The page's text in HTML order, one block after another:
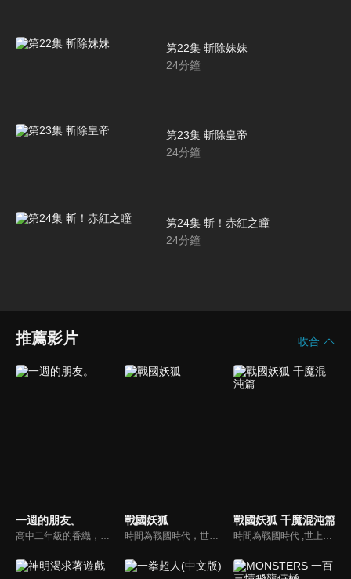
第22集 斬除妹妹
24分鐘
第23集 斬除皇帝
24分鐘
第24集 斬！赤紅之瞳
24分鐘
推薦影片 收合
一週的朋友。
高中二年級的香織，因不明原因，讓她對於周遭朋友的記憶「只有短短一週」。為了不讓人誤會或是傷心，漸漸地把自己孤立起來。此時，同班同學祐樹在偶然得知這個事實，仍願意每週重新和香織交朋友。究竟開朗誠懇的祐樹能不能帶着香織走出這個無限迴圈？ 讓香織可以親口說出「我們是好朋友」這句話呢？
戰國妖狐
時間為戰國時代，世上具有各種魑魅魍魎、異形妖怪等等總稱為「闇」的存在。喜歡人類的闇．妖狐小玉，以及厭惡人類的仙道．迅火，姊弟兩人進行著掃蕩罪惡的救世活動。另外還有一群專門對付闇的僧侶．斷怪眾，他們以不人道的方式進行人體改造，迅火等人與他們產生激烈衝突……！人類當中也有壞人，非人類的存在也不見得都是邪惡的，迅火因過去的事而極其討厭人類，但在旅程當中，也逐漸目睹到人類善良的一面，他是否能有所轉變呢……？
戰國妖狐 千魔混沌篇
時間為戰國時代 ,世上具有各種魑魅魍魎、異形妖怪等等，總 稱為「 闇」的存在。喜歡人類的妖狐小玉,以及厭惡人類的仙 道迅火, 姊弟兩人進行著掃蕩罪惡的救世活動。另外還有一群專門對付闇的僧侶怪眾們 ,他們以不人道的方式進行人體改造 ,迅火等人與他們產生激烈衝突......!人類當中也有壞人,非人類 的存在也不見得都是邪惡的,迅火因過去的事而極其討厭人類,但在旅程當中,也逐漸目睹到人類善良的一面,他是否能有所轉變呢 ....?